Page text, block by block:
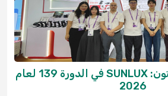
ملخص معرض كانتون: SUNLUX في الدورة 139 لعام
2026